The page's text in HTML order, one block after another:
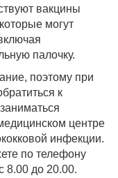
вакцины
могут
палочку.
поэтому при
к
центре
инфекции.
по телефону
8.00 до 20.00.